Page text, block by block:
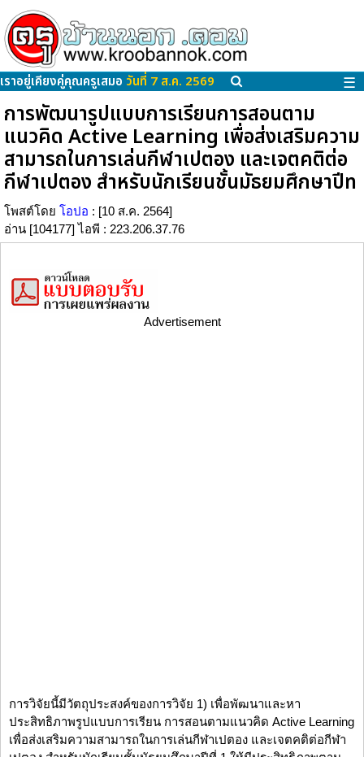
เราอยู่เคียงคู่คุณครูเสมอ วันที่ 7 ส.ค. 2569 ☰
การพัฒนารูปแบบการเรียนการสอนตาม
แนวคิด Active Learning เพื่อส่งเสริมความ
สามารถในการเล่นกีฬาเปตอง และเจตคติต่อ
กีฬาเปตอง สำหรับนักเรียนชั้นมัธยมศึกษาปีท
โพสต์โดย โอปอ : [10 ส.ค. 2564]
อ่าน [104177] ไอพี : 223.206.37.76
Advertisement
การวิจัยนี้มีวัตถุประสงค์ของการวิจัย 1) เพื่อพัฒนาและหา
ประสิทธิภาพรูปแบบการเรียน การสอนตามแนวคิด Active Learning
เพื่อส่งเสริมความสามารถในการเล่นกีฬาเปตอง และเจตคติต่อกีฬา